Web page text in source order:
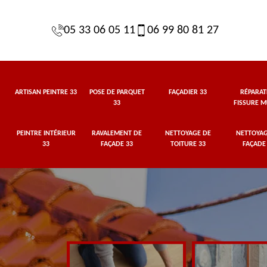
05 33 06 05 11 06 99 80 81 27
ARTISAN PEINTRE 33
POSE DE PARQUET
33
FAÇADIER 33
FISSURE
PEINTRE INTÉRIEUR
33
RAVALEMENT DE
FAÇADE 33
NETTOYAGE DE
TOITURE 33